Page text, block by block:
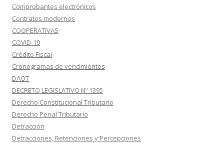
Comprobantes electrónicos
Contratos modernos
COOPERATIVAS
COVID-19
Crédito Fiscal
Cronogramas de vencimientos
DAOT
DECRETO LEGISLATIVO Nº 1395
Derecho Constitucional Tributario
Derecho Penal Tributario
Detracción
Detracciones, Retenciones y Percepciones